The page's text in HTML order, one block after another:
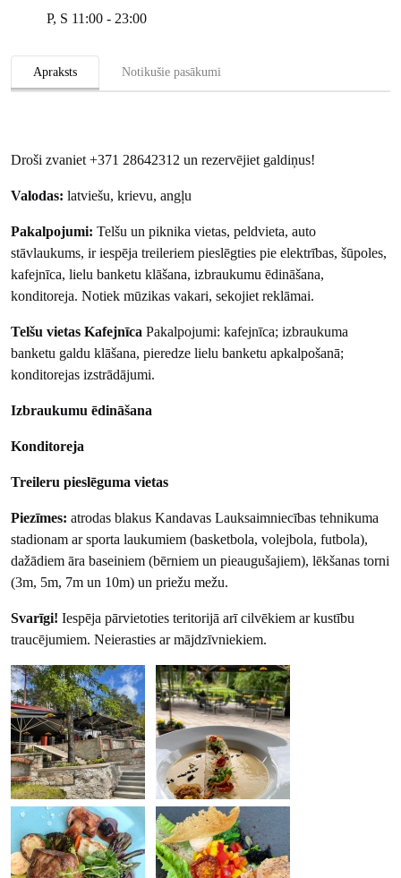
P, S 11:00 - 23:00
Apraksts Notikušie pasākumi
Droši zvaniet +371 28642312 un rezervējiet galdiņus!
Valodas:latviešu, krievu, angļu
Pakalpojumi: Telšu un piknika vietas, peldvieta, auto
stāvlaukums, ir iespēja treileriem pieslēgties pie elektrības, šūpoles,
kafejnīca, lielu banketu klāšana, izbraukumu ēdināšana,
konditoreja. Notiek mūzikas vakari, sekojiet reklāmai.
Telšu vietas Kafejnīca Pakalpojumi: kafejnīca; izbraukuma
banketu galdu klāšana, pieredze lielu banketu apkalpošanā;
konditorejas izstrādājumi.
Izbraukumu ēdināšana
Konditoreja
Treileru pieslēguma vietas
Piezīmes: atrodas blakus Kandavas Lauksaimniecības tehnikuma
stadionam ar sporta laukumiem (basketbola, volejbola, futbola),
dažādiem āra baseiniem (bērniem un pieaugušajiem), lēkšanas torni
(3m, 5m, 7m un 10m) un priežu mežu.
Svarīgi! Iespēja pārvietoties teritorijā arī cilvēkiem ar kustību
traucējumiem. Neierasties ar mājdzīvniekiem.